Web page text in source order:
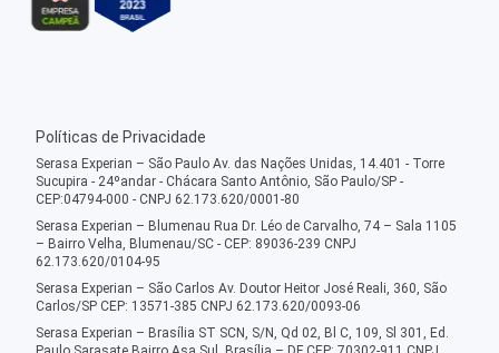
Políticas de Privacidade
Serasa Experian – São Paulo Av. das Nações Unidas, 14.401 - Torre
Sucupira - 24ºandar - Chácara Santo Antônio, São Paulo/SP -
CEP:04794-000 - CNPJ 62.173.620/0001-80
Serasa Experian – Blumenau Rua Dr. Léo de Carvalho, 74 – Sala 1105
– Bairro Velha, Blumenau/SC - CEP: 89036-239 CNPJ
62.173.620/0104-95
Serasa Experian – São Carlos Av. Doutor Heitor José Reali, 360, São
Carlos/SP CEP: 13571-385 CNPJ 62.173.620/0093-06
Serasa Experian – Brasília ST SCN, S/N, Qd 02, Bl C, 109, Sl 301, Ed.